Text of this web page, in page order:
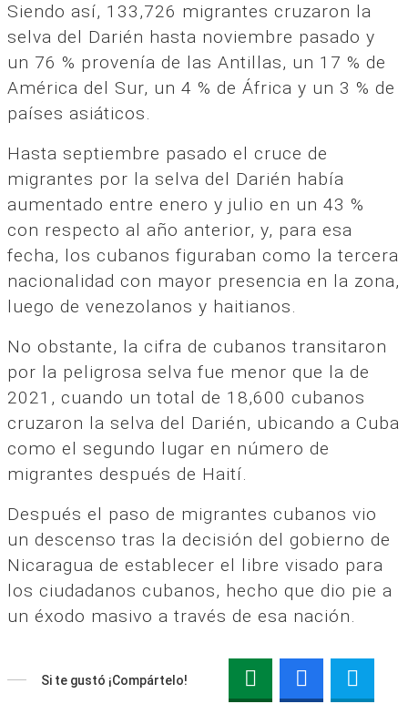
Siendo así, 133,726 migrantes cruzaron la
selva del Darién hasta noviembre pasado y
un 76 % provenía de las Antillas, un 17 % de
América del Sur, un 4 % de África y un 3 % de
países asiáticos.
Hasta septiembre pasado el cruce de
migrantes por la selva del Darién había
aumentado entre enero y julio en un 43 %
con respecto al año anterior, y, para esa
fecha, los cubanos figuraban como la tercera
nacionalidad con mayor presencia en la zona,
luego de venezolanos y haitianos.
No obstante, la cifra de cubanos transitaron
por la peligrosa selva fue menor que la de
2021, cuando un total de 18,600 cubanos
cruzaron la selva del Darién, ubicando a Cuba
como el segundo lugar en número de
migrantes después de Haití.
Después el paso de migrantes cubanos vio
un descenso tras la decisión del gobierno de
Nicaragua de establecer el libre visado para
los ciudadanos cubanos, hecho que dio pie a
un éxodo masivo a través de esa nación.
Si te gustó ¡Compártelo!